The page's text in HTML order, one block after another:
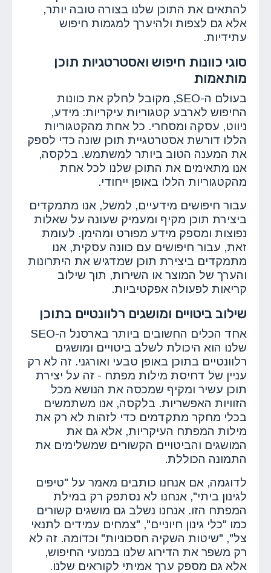
להתאים את התוכן שלנו בצורה טובה יותר,
אלא גם לצפות ולהיערך למגמות חיפוש
עתידיות.
סוגי כוונות חיפוש ואסטרטגיות תוכן
מותאמות
בעולם ה-SEO, מקובל לחלק את כוונות
החיפוש לארבע קטגוריות עיקריות: מידע,
ניווט, עסקה ומסחרי. כל אחת מהקטגוריות
הללו דורשת אסטרטגיית תוכן שונה כדי לספק
את המענה הטוב ביותר למשתמש. בלקסה,
אנו מתאימים את התוכן שלנו לכל אחת
מהקטגוריות הללו באופן ייחודי.
עבור חיפושים מידעיים, למשל, אנו מתמקדים
ביצירת תוכן מקיף ומעמיק שעונה על שאלות
נפוצות ומספק מידע מפורט ומהימן. לעומת
זאת, עבור חיפושים עם כוונה עסקית, אנו
מתמקדים ביצירת תוכן שמדגיש את היתרונות
והערך של המוצר או השירות, תוך שילוב
קריאות לפעולה אפקטיביות.
שילוב ביטויים ומושגים רלוונטיים בתוכן
אחד הכלים החשובים ביותר בארסנל ה-SEO
שלנו הוא היכולת לשלב ביטויים ומושגים
רלוונטיים בתוכן באופן טבעי ואורגני. זה לא רק
עניין של דחיסת מילות מפתח - זה על יצירת
תוכן עשיר ומקיף שמכסה את הנושא מכל
הזוויות האפשריות. בלקסה, אנו משתמשים
בכלי מחקר מתקדמים כדי לזהות לא רק את
מילות המפתח העיקריות, אלא גם את
המושגים והביטויים הקשורים שמשלימים את
התמונה הכוללת.
לדוגמה, אם אנחנו כותבים מאמר על "טיפים
לגינון ביתי", אנחנו לא נסתפק רק במילת
המפתח הזו. אנחנו נשלב גם מושגים קשורים
כמו "כלי גינון חיוניים", "צמחים עמידים לתנאי
צל", "שיטות השקיה חסכוניות" וכדומה. זה לא
רק משפר את הדירוג שלנו במנועי החיפוש,
אלא גם מספק ערך אמיתי לקוראים שלנו.